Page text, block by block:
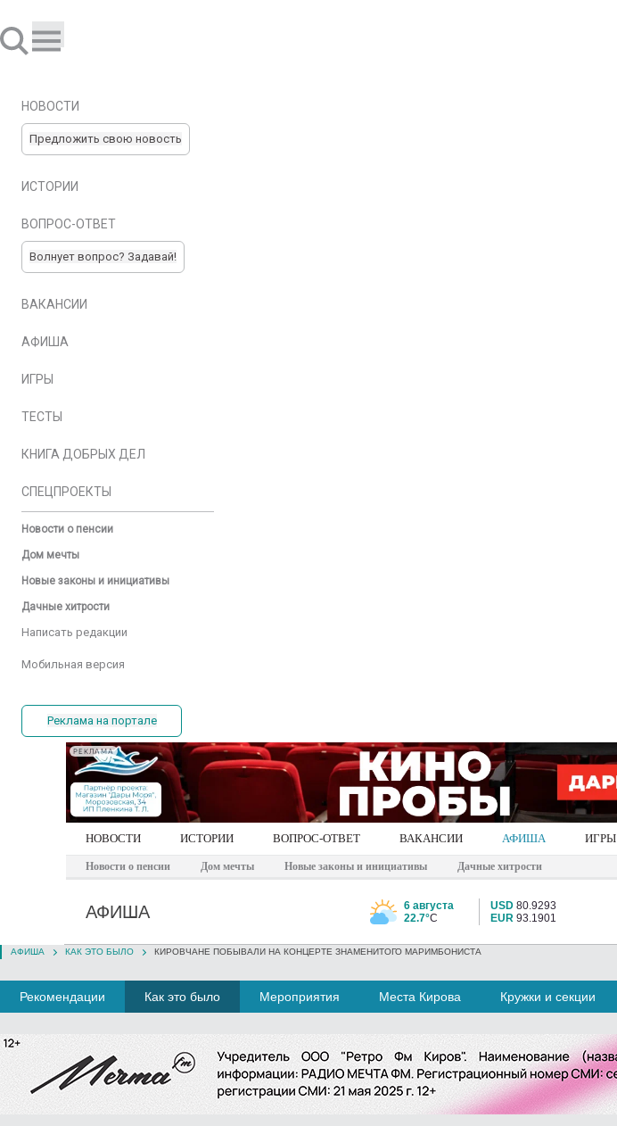
НОВОСТИ
Предложить свою новость
ИСТОРИИ
ВОПРОС-ОТВЕТ
Волнует вопрос? Задавай!
ВАКАНСИИ
АФИША
ИГРЫ
ТЕСТЫ
КНИГА ДОБРЫХ ДЕЛ
СПЕЦПРОЕКТЫ
Новости о пенсии
Дом мечты
Новые законы и инициативы
Дачные хитрости
Написать редакции
Мобильная версия
Реклама на портале
РЕКЛАМА
НОВОСТИ ИСТОРИИ ВОПРОС-ОТВЕТ ВАКАНСИИ АФИША ИГРЫ
Новости о пенсии Дом мечты Новые законы и инициативы Дачные хитрости
АФИША
6 августа
22.7°C
USD 80.9293
EUR 93.1901
АФИША КАК ЭТО БЫЛО КИРОВЧАНЕ ПОБЫВАЛИ НА КОНЦЕРТЕ ЗНАМЕНИТОГО МАРИМБОНИСТА
Рекомендации Как это было Мероприятия Места Кирова Кружки и секции